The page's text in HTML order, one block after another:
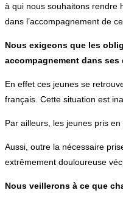
à qui nous souhaitons rendre
dans l’accompagnement de
Nous exigeons que les
accompagnement dans
En effet ces jeunes se
français. Cette situation est
Par ailleurs, les jeunes pris
Aussi, outre la nécessaire
extrêmement douloureuse
Nous veillerons à ce que